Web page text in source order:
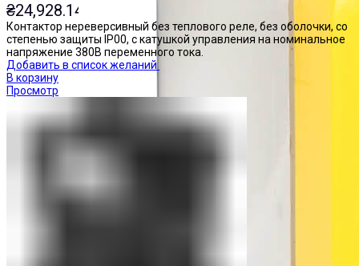
₴24,928.14
Контактор нереверсивный без теплового реле, без оболочки, со
степенью защиты IP00, с катушкой управления на номинальное
напряжение 380В переменного тока.
Добавить в список желаний
В корзину
Просмотр